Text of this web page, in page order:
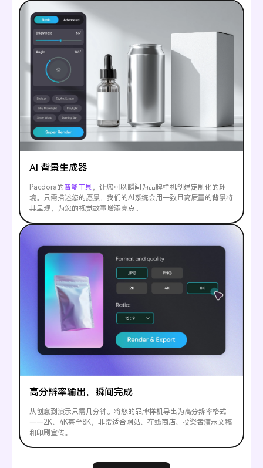
AI 背景生成器
Pacdora的智能工具 ，让您可以瞬间为品牌样机创建定制化的环
境。只需描述您的愿景，我们的AI系统会用一致且高质量的背景将
其呈现，为您的视觉故事增添亮点。
高分辨率输出，瞬间完成
从创意到演示只需几分钟。将您的品牌样机导出为高分辨率格式
——2K、4K甚至8K，非常适合网站、在线商店、投资者演示文稿
和印刷宣传。